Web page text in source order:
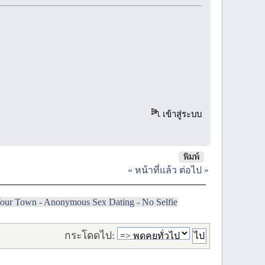
เข้าสู่ระบบ
พิมพ์
« หน้าที่แล้ว ต่อไป »
Town - Anonymous Sex Dating - No Selfie
กระโดดไป: